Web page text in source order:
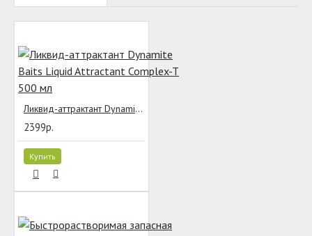
Ликвид-аттрактант Dynamite Baits Liquid Attractant Complex-T 500 мл
2399р.
Купить